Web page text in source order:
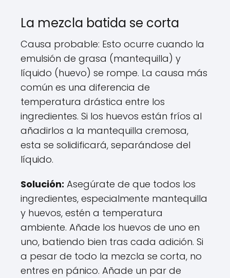
La mezcla batida se corta
Causa probable: Esto ocurre cuando la
emulsión de grasa (mantequilla) y
líquido (huevo) se rompe. La causa más
común es una diferencia de
temperatura drástica entre los
ingredientes. Si los huevos están fríos al
añadirlos a la mantequilla cremosa,
esta se solidificará, separándose del
líquido.
Solución: Asegúrate de que todos los
ingredientes, especialmente mantequilla
y huevos, estén a temperatura
ambiente. Añade los huevos de uno en
uno, batiendo bien tras cada adición. Si
a pesar de todo la mezcla se corta, no
entres en pánico. Añade un par de